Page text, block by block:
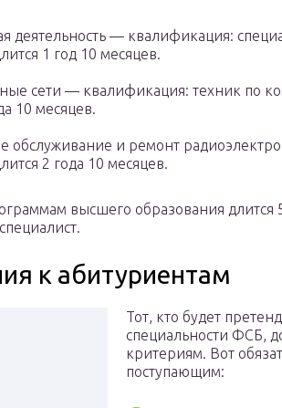
деятельность — квалификация:
1 год 10 месяцев.
сети — квалификация: техник по
10 месяцев.
обслуживание и ремонт
2 года 10 месяцев.
высшего образования длится
к абитуриентам
Тот, кто будет
специальности ФСБ,
критериям. Вот
поступающим: